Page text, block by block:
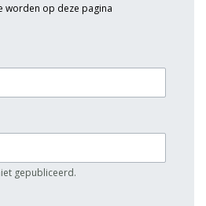
worden op deze pagina
gepubliceerd.